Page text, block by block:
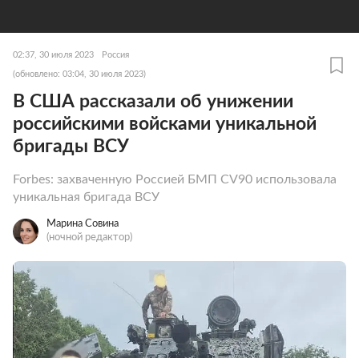
02:37, 30 июля 2023 Россия
(обновлено: 03:04, 30 июля 2023)
В США рассказали об унижении
российскими войсками уникальной
бригады ВСУ
Forbes: захваченную Россией БМП CV90 использовала
уникальная бригада ВСУ
Марина Совина
(ночной редактор)